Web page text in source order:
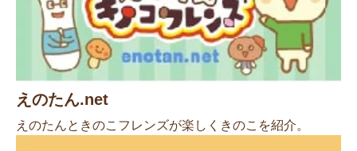
えのたん.net
えのたんときのこフレンズが楽しくきのこを紹介。